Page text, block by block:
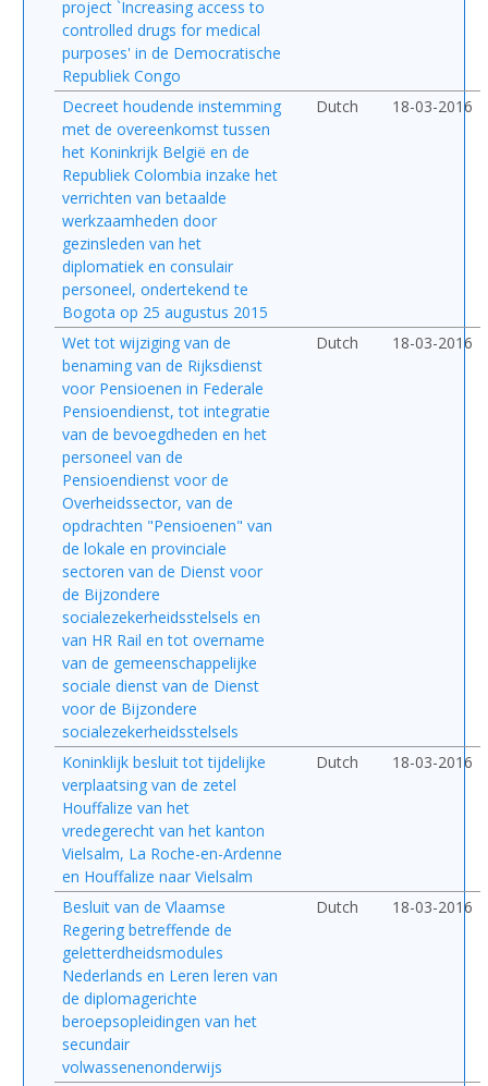
project `Increasing access to
controlled drugs for medical
purposes' in de Democratische
Republiek Congo
Decreet houdende instemming
met de overeenkomst tussen
het Koninkrijk België en de
Republiek Colombia inzake het
verrichten van betaalde
werkzaamheden door
gezinsleden van het
diplomatiek en consulair
personeel, ondertekend te
Bogota op 25 augustus 2015
Dutch 18-03-2016
Wet tot wijziging van de
benaming van de Rijksdienst
voor Pensioenen in Federale
Pensioendienst, tot integratie
van de bevoegdheden en het
personeel van de
Pensioendienst voor de
Overheidssector, van de
opdrachten "Pensioenen" van
de lokale en provinciale
sectoren van de Dienst voor
de Bijzondere
socialezekerheidsstelsels en
van HR Rail en tot overname
van de gemeenschappelijke
sociale dienst van de Dienst
voor de Bijzondere
socialezekerheidsstelsels
Dutch 18-03-2016
Koninklijk besluit tot tijdelijke
verplaatsing van de zetel
Houffalize van het
vredegerecht van het kanton
Vielsalm, La Roche-en-Ardenne
en Houffalize naar Vielsalm
Dutch 18-03-2016
Besluit van de Vlaamse
Regering betreffende de
geletterdheidsmodules
Nederlands en Leren leren van
de diplomagerichte
beroepsopleidingen van het
secundair
volwassenenonderwijs
Dutch 18-03-2016